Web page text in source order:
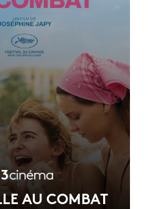
AU COMBAT